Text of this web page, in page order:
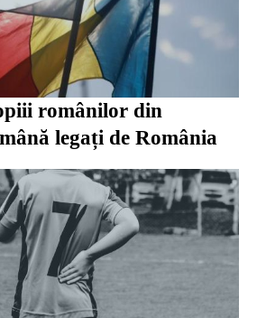
românilor din
legați de România